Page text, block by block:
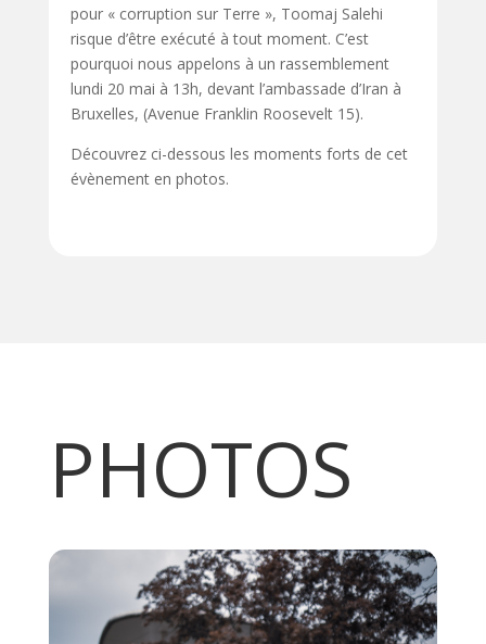
pour « corruption sur Terre », Toomaj Salehi
risque d’être exécuté à tout moment. C’est
pourquoi nous appelons à un rassemblement
lundi 20 mai à 13h, devant l’ambassade d’Iran à
Bruxelles, (Avenue Franklin Roosevelt 15).
Découvrez ci-dessous les moments forts de cet
évènement en photos.
PHOTOS